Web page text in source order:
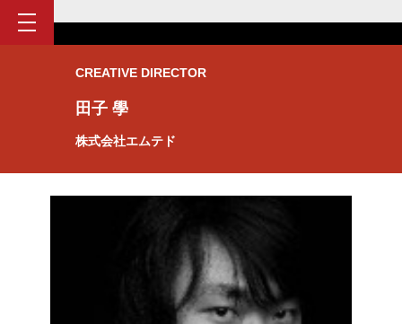
CREATIVE DIRECTOR
田子 學
株式会社エムテド